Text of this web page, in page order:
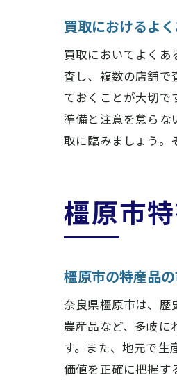
買取におけるよ
買取においてよく
査し、複数の店舗で
ておくことが大切で
準備と注意を怠らな
取に臨みましょう。
橿原市
橿原市の特産品
奈良県橿原市は、歴
農産品など、多岐に
す。また、地元で生
価値を正確に把握す